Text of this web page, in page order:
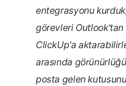
entegrasyonu
görevleri
ClickUp'a
arasında
posta gelen